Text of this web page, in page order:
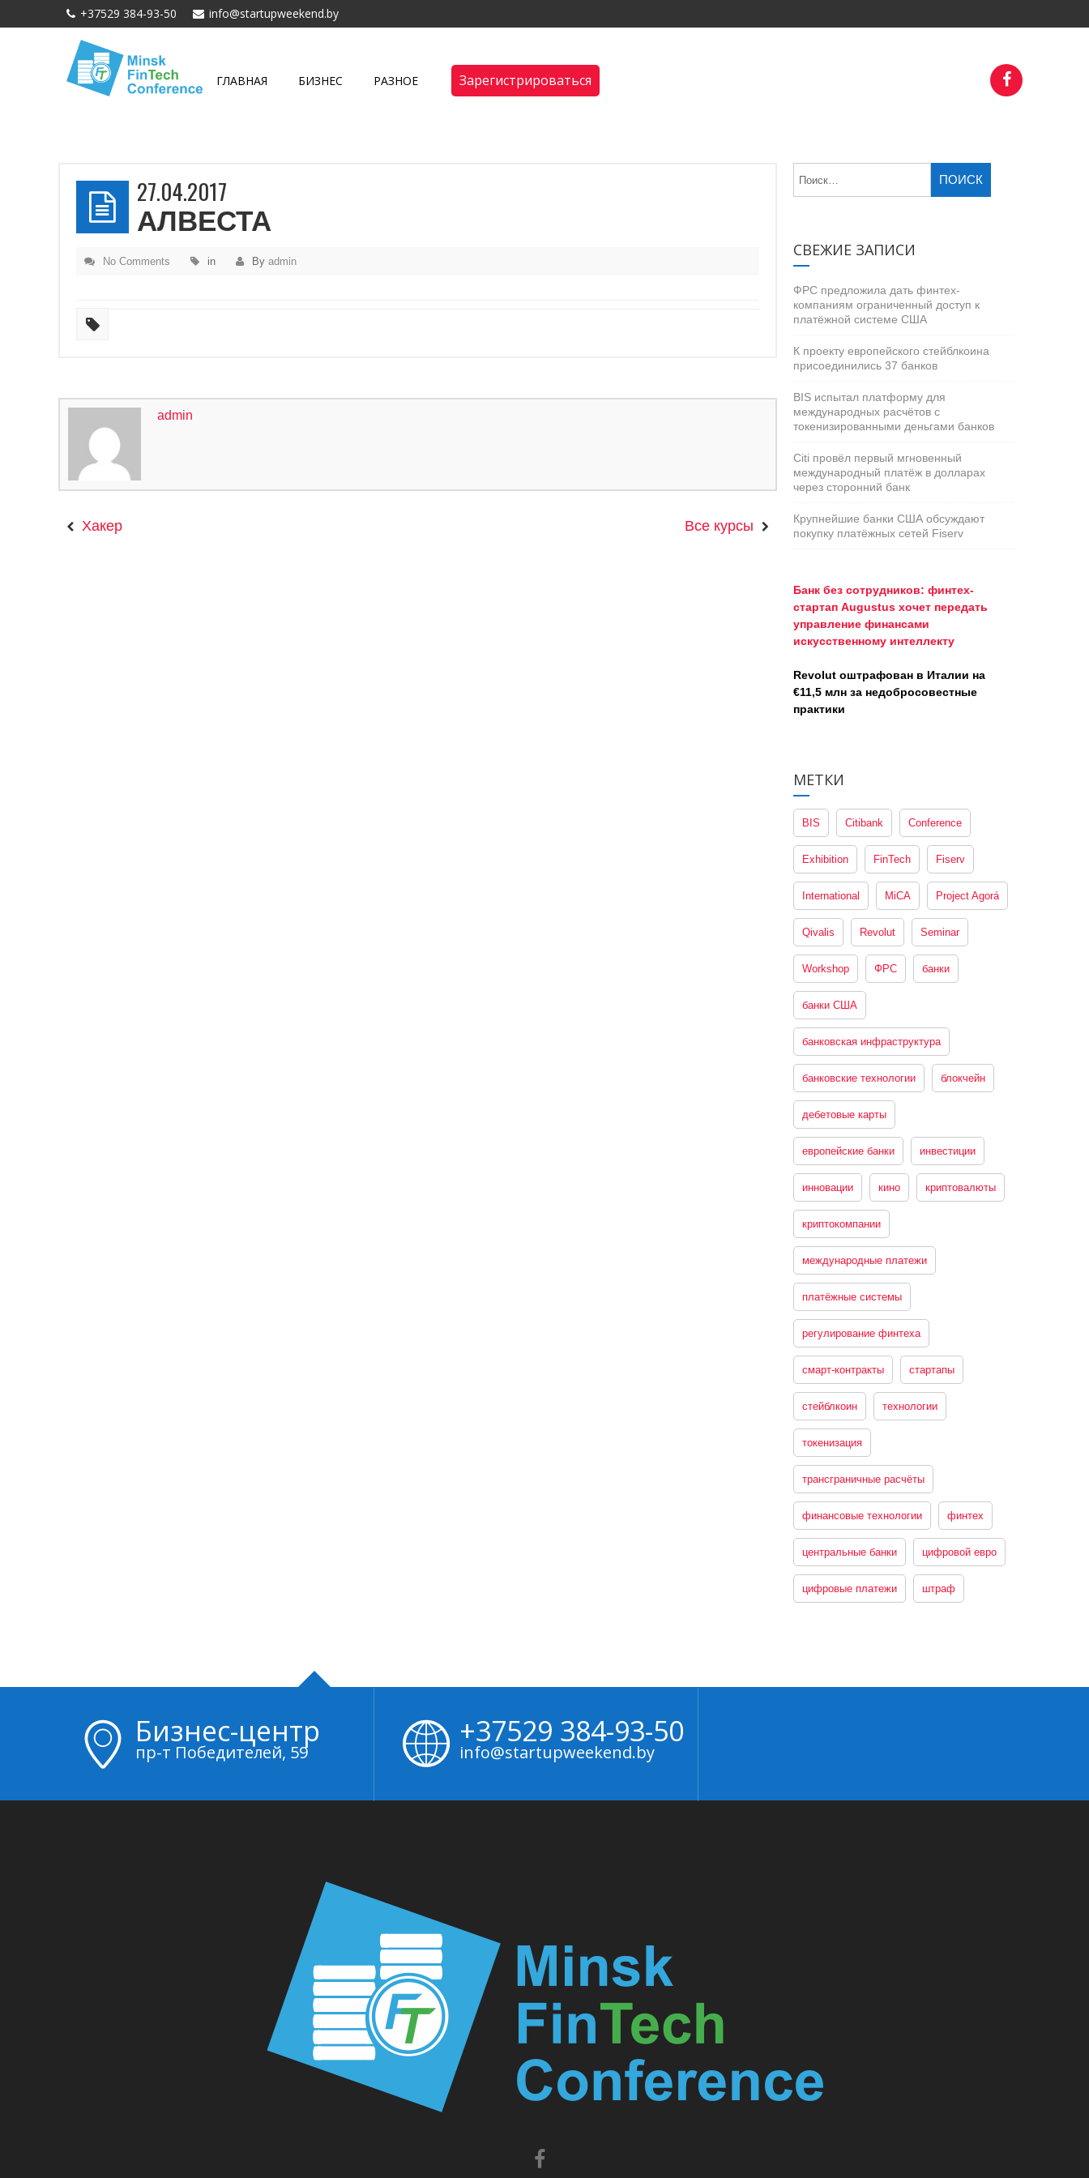
+37529 384-93-50 info@startupweekend.by
ГЛАВНАЯ БИЗНЕС РАЗНОЕ Зарегистрироваться
27.04.2017
АЛВЕСТА
No Comments in By admin
admin
Хакер Все курсы
СВЕЖИЕ ЗАПИСИ
ФРС предложила дать финтех-
компаниям ограниченный доступ к
платёжной системе США
К проекту европейского стейблкоина
присоединились 37 банков
BIS испытал платформу для
международных расчётов с
токенизированными деньгами банков
Citi провёл первый мгновенный
международный платёж в долларах
через сторонний банк
Крупнейшие банки США обсуждают
покупку платёжных сетей Fiserv
Банк без сотрудников: финтех-
стартап Augustus хочет передать
управление финансами
искусственному интеллекту
Revolut оштрафован в Италии на
€11,5 млн за недобросовестные
практики
МЕТКИ
BIS Citibank Conference
Exhibition FinTech Fiserv
International MiCA Project Agorá
Qivalis Revolut Seminar
Workshop ФРС банки
банки США
банковская инфраструктура
банковские технологии блокчейн
дебетовые карты
европейские банки инвестиции
инновации кино криптовалюты
криптокомпании
международные платежи
платёжные системы
регулирование финтеха
смарт-контракты стартапы
стейблкоин технологии
токенизация
трансграничные расчёты
финансовые технологии финтех
центральные банки цифровой евро
цифровые платежи штраф
Бизнес-центр
пр-т Победителей, 59
+37529 384-93-50
info@startupweekend.by